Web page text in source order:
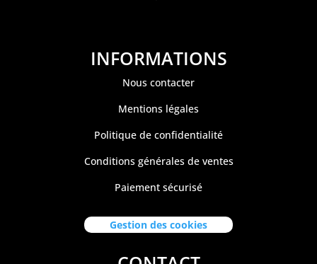
INFORMATIONS
Nous contacter
Mentions légales
Politique de confidentialité
Conditions générales de ventes
Paiement sécurisé
Gestion des cookies